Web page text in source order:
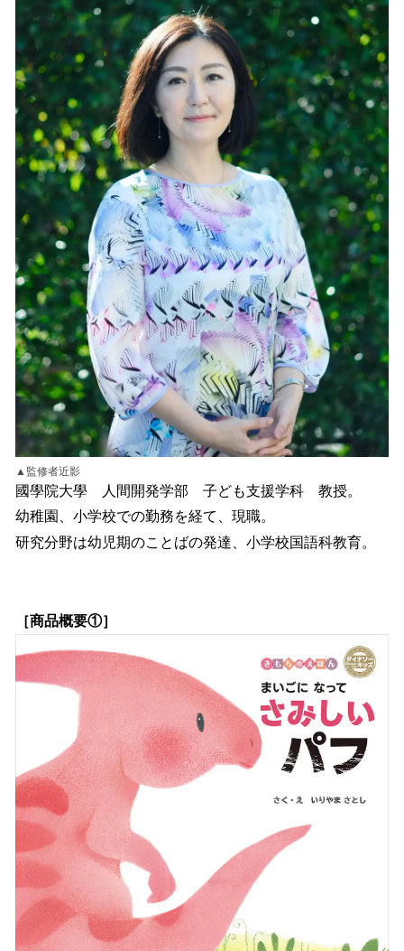
▲監修者近影
國學院大學 人間開発学部 子ども支援学科 教授。
幼稚園、小学校での勤務を経て、現職。
研究分野は幼児期のことばの発達、小学校国語科教育。
［商品概要①］